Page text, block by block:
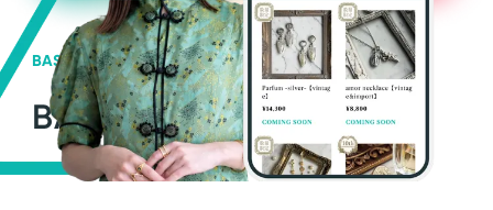
BASEの強み
BASEが強い3つの理由